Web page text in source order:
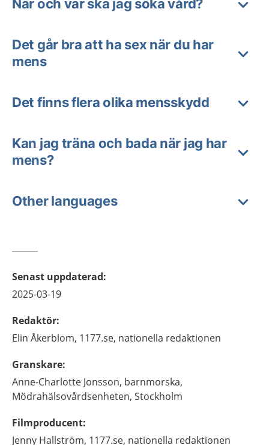
När och var ska jag söka vård?
Det går bra att ha sex när du har
mens
Det finns flera olika mensskydd
Kan jag träna och bada när jag har
mens?
Other languages
Senast uppdaterad:
2025-03-19
Redaktör:
Elin Åkerblom, 1177.se, nationella redaktionen
Granskare:
Anne-Charlotte Jonsson, barnmorska,
Mödrahälsovårdsenheten, Stockholm
Filmproducent:
Jenny Hallström, 1177.se, nationella redaktionen